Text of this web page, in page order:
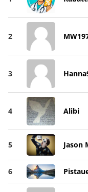
2
3
4 Alibi
5 Jason
6